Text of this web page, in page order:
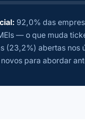
92,0% das
— o que muda
(23,2%) abertas nos
para abordar